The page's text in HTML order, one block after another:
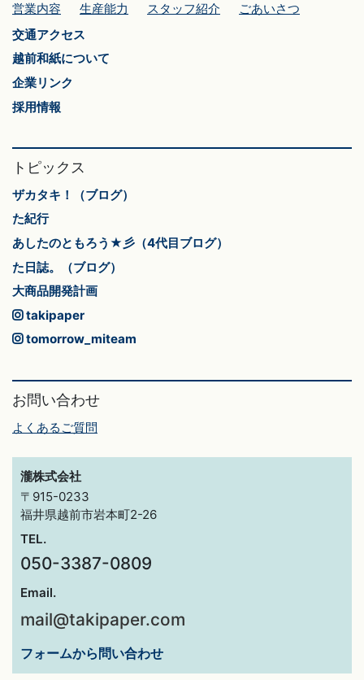
営業内容
生産能力 スタッフ紹介
ごあいさつ
交通アクセス
越前和紙について
企業リンク
採用情報
トピックス
ザカタキ！（ブログ）
た紀行
あしたのともろう★彡（4代目ブログ）
た日誌。（ブログ）
大商品開発計画
takipaper
tomorrow_miteam
お問い合わせ
よくあるご質問
瀧株式会社
〒915-0233
福井県越前市岩本町2-26
TEL.
050-3387-0809
Email.
mail@takipaper.com
フォームから問い合わせ